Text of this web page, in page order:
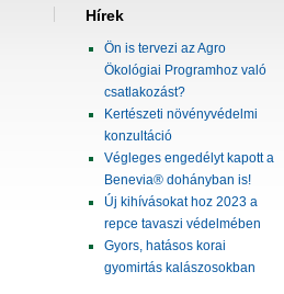
Hírek
Ön is tervezi az Agro
Ökológiai Programhoz való
csatlakozást?
Kertészeti növényvédelmi
konzultáció
Végleges engedélyt kapott a
Benevia® dohányban is!
Új kihívásokat hoz 2023 a
repce tavaszi védelmében
Gyors, hatásos korai
gyomirtás kalászosokban